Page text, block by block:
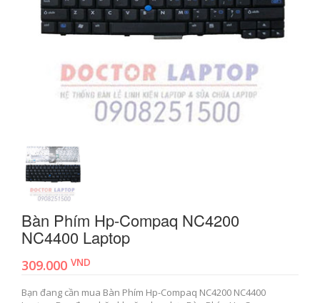
Bàn Phím Hp-Compaq NC4200
NC4400 Laptop
309.000 VND
Bạn đang cần mua Bàn Phím Hp-Compaq NC4200 NC4400